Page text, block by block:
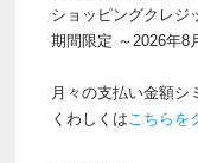
ショッピングクレジ
期間限定 ～2026年8
月々の支払い金額シ
くわしくはこちらを